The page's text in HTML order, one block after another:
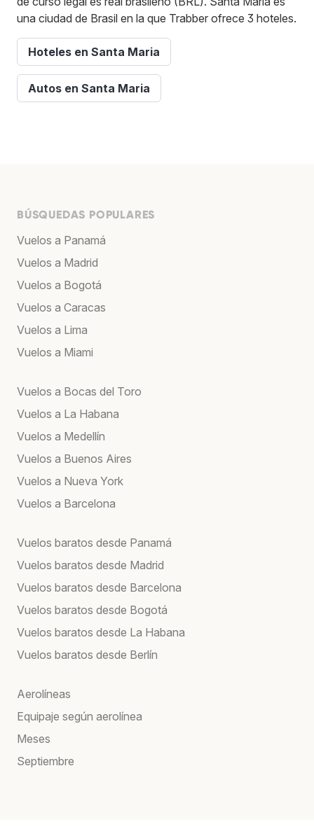
una ciudad de Brasil en la que Trabber ofrece 3 hoteles.
Hoteles en Santa Maria
Autos en Santa Maria
BÚSQUEDAS POPULARES
Vuelos a Panamá
Vuelos a Madrid
Vuelos a Bogotá
Vuelos a Caracas
Vuelos a Lima
Vuelos a Miami
Vuelos a Bocas del Toro
Vuelos a La Habana
Vuelos a Medellín
Vuelos a Buenos Aires
Vuelos a Nueva York
Vuelos a Barcelona
Vuelos baratos desde Panamá
Vuelos baratos desde Madrid
Vuelos baratos desde Barcelona
Vuelos baratos desde Bogotá
Vuelos baratos desde La Habana
Vuelos baratos desde Berlín
Aerolíneas
Equipaje según aerolínea
Meses
Septiembre